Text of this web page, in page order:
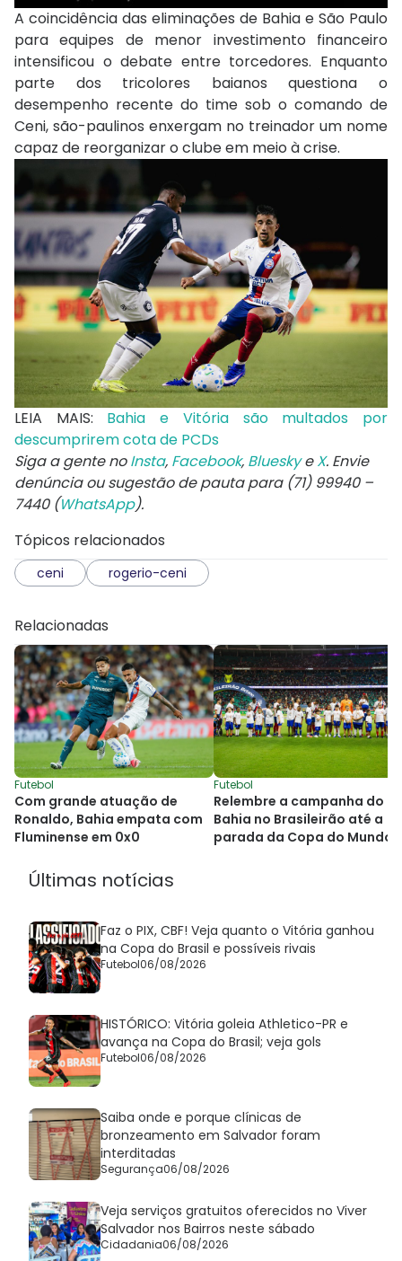
A coincidência das eliminações de Bahia e São Paulo
para equipes de menor investimento financeiro
intensificou o debate entre torcedores. Enquanto
parte dos tricolores baianos questiona o
desempenho recente do time sob o comando de
Ceni, são-paulinos enxergam no treinador um nome
capaz de reorganizar o clube em meio à crise.
LEIA MAIS: Bahia e Vitória são multados por
descumprirem cota de PCDs
Siga a gente noInsta, Facebook, BlueskyeX. Envie
denúncia ou sugestão de pauta para (71) 99940 –
7440 (WhatsApp).
Tópicos relacionados
ceni rogerio-ceni
Relacionadas
Futebol
Com grande atuação de
Ronaldo, Bahia empata com
Fluminense em 0x0
Futebol
Relembre a campanha do
Bahia no Brasileirão até a
parada da Copa do Mundo
Últimas notícias
Faz o PIX, CBF! Veja quanto o Vitória ganhou
na Copa do Brasil e possíveis rivais
Futebol06/08/2026
HISTÓRICO: Vitória goleia Athletico-PR e
avança na Copa do Brasil; veja gols
Futebol06/08/2026
Saiba onde e porque clínicas de
bronzeamento em Salvador foram
interditadas
Segurança06/08/2026
Veja serviços gratuitos oferecidos no Viver
Salvador nos Bairros neste sábado
Cidadania06/08/2026